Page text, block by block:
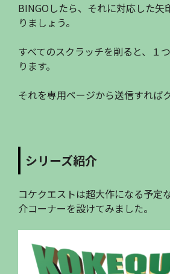
BINGOしたら、それに対応した矢
りましょう。
すべてのスクラッチを削ると、１
ります。
それを専用ページから送信すれば
シリーズ紹介
コケクエストは超大作になる予定
介コーナーを設けてみました。